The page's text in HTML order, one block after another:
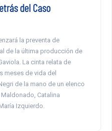
del Caso
la preventa de
de la última producción de
La cinta relata de
meses de vida del
de la mano de un elenco
Catalina
Izquierdo.